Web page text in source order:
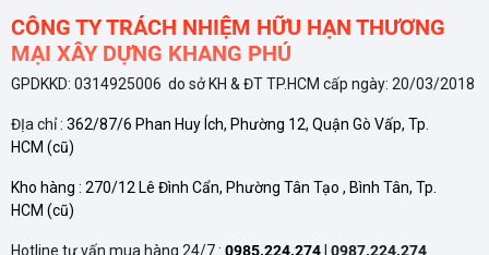
bền bỉ đáng kinh ngạc
Trái tim của máy giặt Toshiba AW-T26D1400TV(MG) chính là
động cơ Origin Inverter với cơ chế truyền động trực tiếp. Khác
với các dòng máy giặt truyền thống sử dụng dây curoa thường
gây ra tiếng ồn và rung lắc mạnh sau một thời gian sử dụng,
động cơ truyền động trực tiếp giúp máy vận hành êm ái hơn
CÔNG TY TRÁCH NHIỆM HỮU HẠN THƯƠNG
MẠI XÂY DỰNG KHANG PHÚ
GPDKKD: 0314925006 do sở KH & ĐT TP.HCM cấp ngày: 20/03/2018
ĐỊa chỉ : 362/87/6 Phan Huy Ích, Phường 12, Quận Gò Vấp, Tp.
HCM (cũ)
Kho hàng : 270/12 Lê Đình Cẩn, Phường Tân Tạo , Bình Tân, Tp.
HCM (cũ)
Hotline tư vấn mua hàng 24/7 : 0985.224.274 0987.224.274